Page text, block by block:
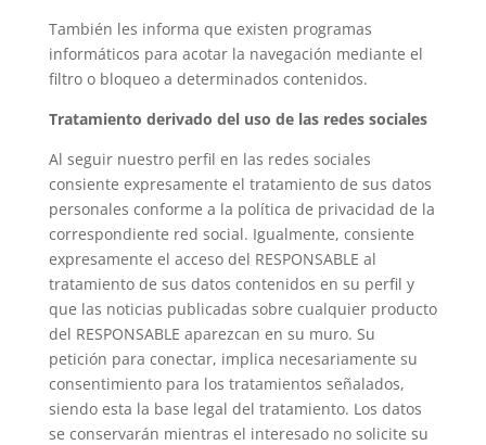
También les informa que existen programas
informáticos para acotar la navegación mediante el
filtro o bloqueo a determinados contenidos.
Tratamiento derivado del uso de las redes sociales
Al seguir nuestro perfil en las redes sociales
consiente expresamente el tratamiento de sus datos
personales conforme a la política de privacidad de la
correspondiente red social. Igualmente, consiente
expresamente el acceso del RESPONSABLE al
tratamiento de sus datos contenidos en su perfil y
que las noticias publicadas sobre cualquier producto
del RESPONSABLE aparezcan en su muro. Su
petición para conectar, implica necesariamente su
consentimiento para los tratamientos señalados,
siendo esta la base legal del tratamiento. Los datos
se conservarán mientras el interesado no solicite su